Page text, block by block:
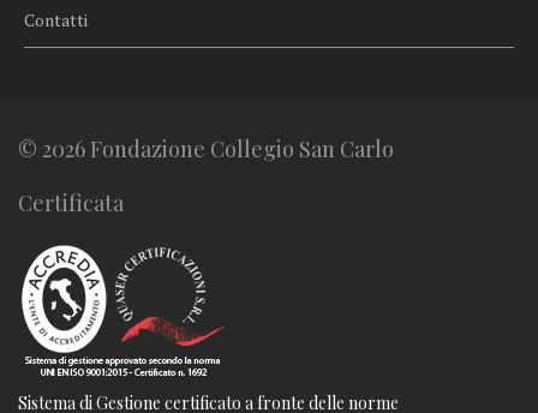
Contatti
© 2026 Fondazione Collegio San Carlo
Certificata
Sistema di Gestione certificato a fronte delle norme